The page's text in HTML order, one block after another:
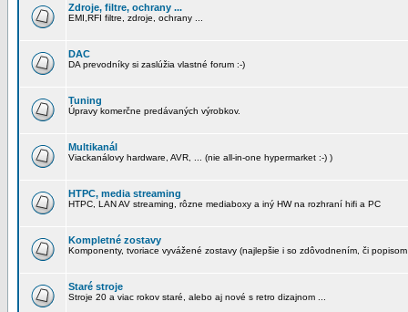
Zdroje, filtre, ochrany ...
EMI,RFI filtre, zdroje, ochrany ...
DAC
DA prevodníky si zaslúžia vlastné forum :-)
Tuning
Úpravy komerčne predávaných výrobkov.
Multikanál
Viackanálovy hardware, AVR, ... (nie all-in-one hypermarket :-) )
HTPC, media streaming
HTPC, LAN AV streaming, rôzne mediaboxy a iný HW na rozhraní hifi a PC
Kompletné zostavy
Komponenty, tvoriace vyvážené zostavy (najlepšie i so zdôvodnením, či
Staré stroje
Stroje 20 a viac rokov staré, alebo aj nové s retro dizajnom ...